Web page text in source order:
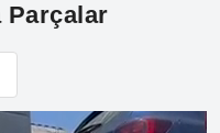
Parçalar